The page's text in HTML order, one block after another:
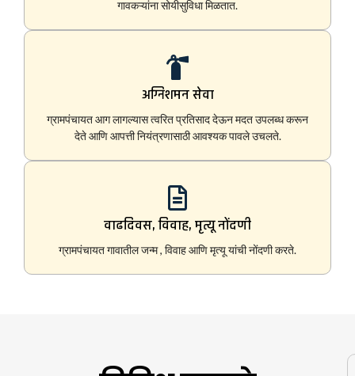
गावकऱ्यांना सोयीसुविधा मिळतात.
अग्निशमन सेवा
ग्रामपंचायत आग लागल्यास त्वरित प्रतिसाद देऊन मदत उपलब्ध करून
देते आणि आपत्ती नियंत्रणासाठी आवश्यक पावले उचलते.
वाढदिवस, विवाह, मृत्यू नोंदणी
ग्रामपंचायत गावातील जन्म , विवाह आणि मृत्यू यांची नोंदणी करते.